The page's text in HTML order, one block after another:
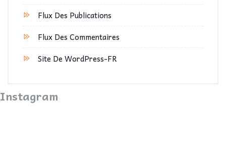
Flux Des Publications
Flux Des Commentaires
Site De WordPress-FR
Instagram